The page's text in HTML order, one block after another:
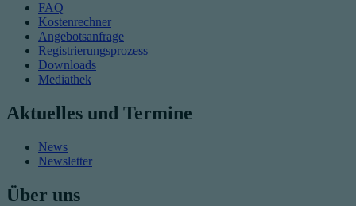
FAQ
Kostenrechner
Angebotsanfrage
Registrierungsprozess
Downloads
Mediathek
Aktuelles und Termine
News
Newsletter
Über uns